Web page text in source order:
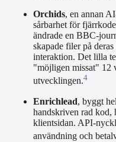
Orchids, en annan
sårbarhet för
ändrade en BBC-
skapade filer på
interaktion. Det lilla
"möjligen missat" 12
utvecklingen.4
Enrichlead, byggt
handskriven rad kod,
klientsidan. API-
användning och